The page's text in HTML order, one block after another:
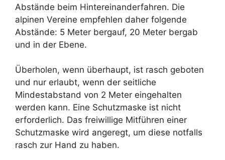
Abstände beim Hintereinanderfahren. Die
alpinen Vereine empfehlen daher folgende
Abstände: 5 Meter bergauf, 20 Meter bergab
und in der Ebene.
Überholen, wenn überhaupt, ist rasch geboten
und nur erlaubt, wenn der seitliche
Mindestabstand von 2 Meter eingehalten
werden kann. Eine Schutzmaske ist nicht
erforderlich. Das freiwillige Mitführen einer
Schutzmaske wird angeregt, um diese notfalls
rasch zur Hand zu haben.